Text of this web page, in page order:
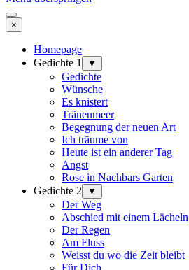
×
Homepage
Gedichte 1
▼
Gedichte
Wünsche
Es knistert
Tränenmeer
Begegnung der neuen Art
Ich träume von
Heute ist ein anderer Tag
Angst
Rose in Nachbars Garten
Gedichte 2
▼
Der Weg
Abschied mit einem Lächeln
Der Regen
Am Fluss
Weisst du wo die Zeit bleibt